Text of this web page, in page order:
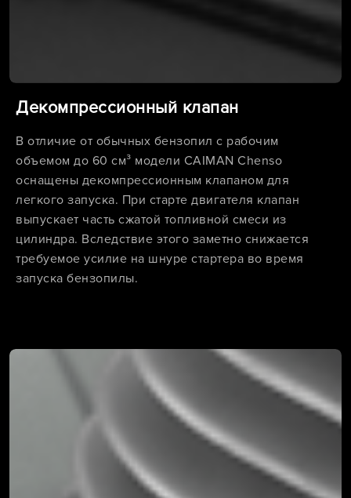
Декомпрессионный клапан
В отличие от обычных бензопил с рабочим
объемом до 60 см³ модели CAIMAN Chenso
оснащены декомпрессионным клапаном для
легкого запуска. При старте двигателя клапан
выпускает часть сжатой топливной смеси из
цилиндра. Вследствие этого заметно снижается
требуемое усилие на шнуре стартера во время
запуска бензопилы.